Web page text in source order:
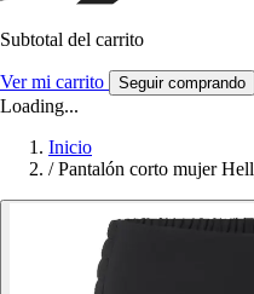
Subtotal del carrito
Ver mi carrito Seguir comprando
Loading...
Inicio
/ Pantalón corto mujer